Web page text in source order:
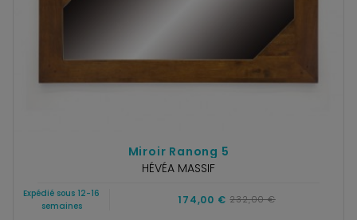
Miroir Ranong 5
HÉVÉA MASSIF
Expédié sous 12-16
semaines
174,00 € 232,00 €